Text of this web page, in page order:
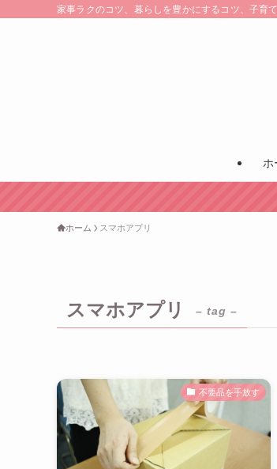
家事ラクのコツ、暮らしを豊かにするコツ、子育
ホ
ホーム スマホアプリ
スマホアプリ – tag –
不要品を手放す